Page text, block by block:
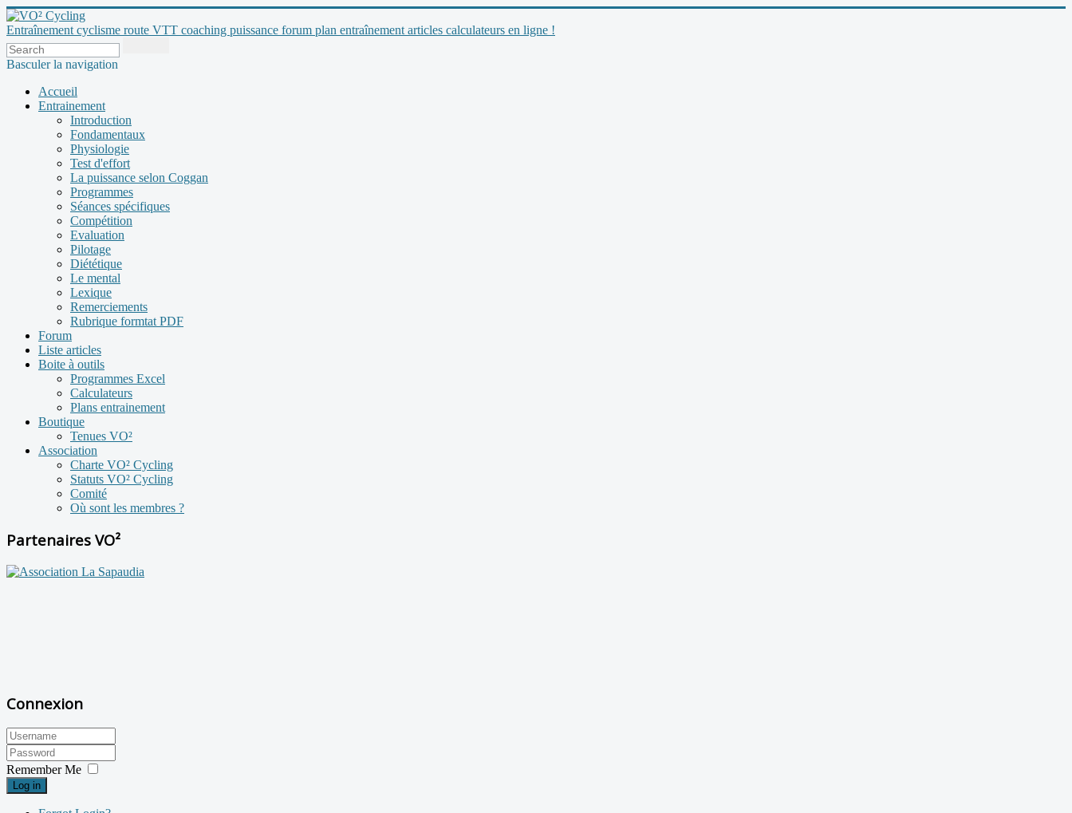
Entraînement cyclisme route VTT coaching puissance forum plan entraînement articles calculateurs en ligne !
Basculer la navigation
Accueil
Entrainement
Introduction
Fondamentaux
Physiologie
Test d'effort
La puissance selon Coggan
Programmes
Séances spécifiques
Compétition
Evaluation
Pilotage
Diététique
Le mental
Lexique
Remerciements
Rubrique formtat PDF
Forum
Liste articles
Boite à outils
Programmes Excel
Calculateurs
Plans entrainement
Boutique
Tenues VO²
Association
Charte VO² Cycling
Statuts VO² Cycling
Comité
Où sont les membres ?
Partenaires VO²
Connexion
Remember Me
Log in